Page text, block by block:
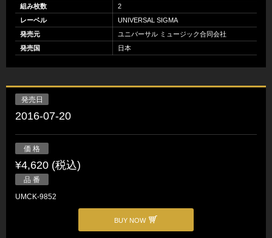
組み枚数
2
レーベル
UNIVERSAL SIGMA
発売元
ユニバーサル ミュージック合同会社
発売国
日本
発売日
2016-07-20
価 格
¥4,620 (税込)
品 番
UMCK-9852
BUY NOW